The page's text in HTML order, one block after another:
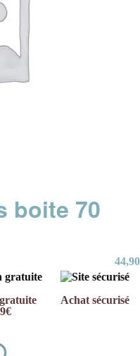
boite 70
44,90
Achat sécurisé